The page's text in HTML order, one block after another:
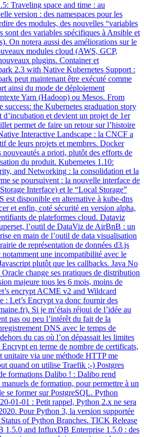
Traveling space and time : au
version : des namespaces pour les
des modules, des nouvelles “variables
sont des variables spécifiques à Ansible et
On notera aussi des améliorations sur le
modules cloud (AWS, GCP,
plugins. Container et
2.3 with Native Kubernetes Support :
peut maintenant être exécuté comme
ainsi du mode de déploiement
Yarn (Hadoop) ou Mesos. From
success: the Kubernetes graduation story
d’incubation et devient un projet de 1er
permet de faire un retour sur l’histoire
Interactive Landscape : la CNCF a
de leurs projets et membres. Docker
nouveautés a priori, plutôt des efforts de
du produit. Kubernetes 1.10:
and Networking : la consolidation et la
se poursuivent : la nouvelle interface de
Interface) et le “Local Storage”
est disponible en alternative à kube-dns
et enfin, coté sécurité en version alpha,
de plateformes cloud. Dataviz
l’outil de DataViz de AirBnB : un
en main de l’outil de data visualisation
de représentation de données d3.js
notamment une incompatibilité avec le
plutôt que les callbacks. Java No
change ses pratiques de distribution
majeure tous les 6 mois, moins de
encrypt ACME v2 and Wildcard
: Let’s Encrypt va donc fournir des
Si je m’étais réjoui de l’idée au
pas ou peu l’intérêt du fait de la
DNS avec le temps de
du cas où l’on dépassait les limites
Encrypt en terme de nombre de certificats,
unitaire via une méthode HTTP me
quand on utilise Traefik ;-) Postgres
formations Dalibo ! : Dalibo rend
manuels de formation, pour permettre à un
se former sur PostgreSQL. Python
01-01 : Petit rappel, Python 2.x ne sera
Pour Python 3, la version supportée
of Python Branches. TICK Release
1.5.0 and InfluxDB Enterprise 1.5.0 : des